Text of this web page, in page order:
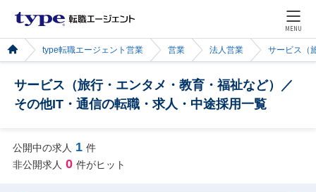
MENU
type転職エージェント営業 営業 法人営業 サービス（
サービス（旅行・エンタメ・教育・福祉など）／
その他IT・通信の転職・求人・中途採用一覧
公開中の求人 1 件
非公開求人 0 件がヒット